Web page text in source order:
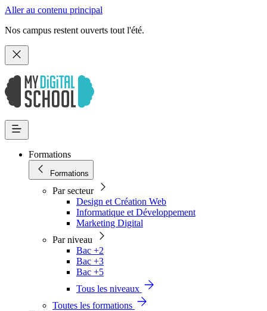
Aller au contenu principal
Nos campus restent ouverts tout l'été.
Formations
Formations
Par secteur
Design et Création Web
Informatique et Développement
Marketing Digital
Par niveau
Bac +2
Bac +3
Bac +5
Tous les niveaux
Toutes les formations